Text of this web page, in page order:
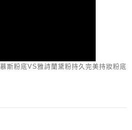
斯粉底VS雅詩蘭黛粉持久完美持妝粉底